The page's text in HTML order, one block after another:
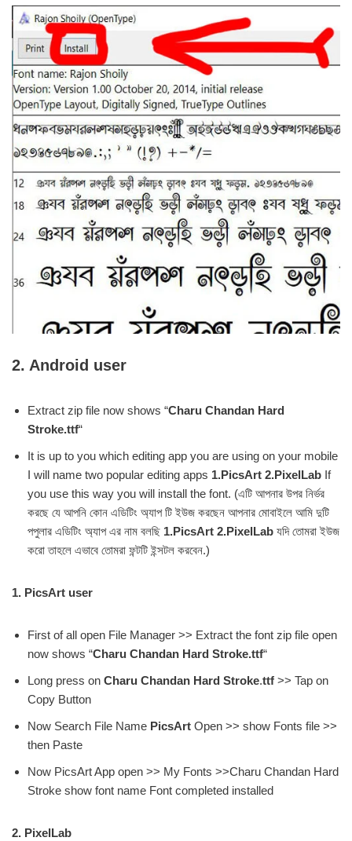
2. Android user
Extract zip file now shows “Charu Chandan Hard
Stroke.ttf“
It is up to you which editing app you are using on your mobile
I will name two popular editing apps 1.PicsArt 2.PixelLab If
you use this way you will install the font. (এটি আপনার উপর নির্ভর
করছে যে আপনি কোন এডিটিং অ্যাপ টি ইউজ করছেন আপনার মোবাইলে আমি দুটি
পপুলার এডিটিং অ্যাপ এর নাম বলছি 1.PicsArt 2.PixelLab যদি তোমরা ইউজ
করো তাহলে এভাবে তোমরা ফন্টটি ইন্সটল করবেন.)
1. PicsArt user
First of all open File Manager >> Extract the font zip file open
now shows “Charu Chandan Hard Stroke.ttf“
Long press on Charu Chandan Hard Stroke.ttf >> Tap on
Copy Button
Now Search File Name PicsArt Open >> show Fonts file >>
then Paste
Now PicsArt App open >> My Fonts >>Charu Chandan Hard
Stroke show font name Font completed installed
2. PixelLab